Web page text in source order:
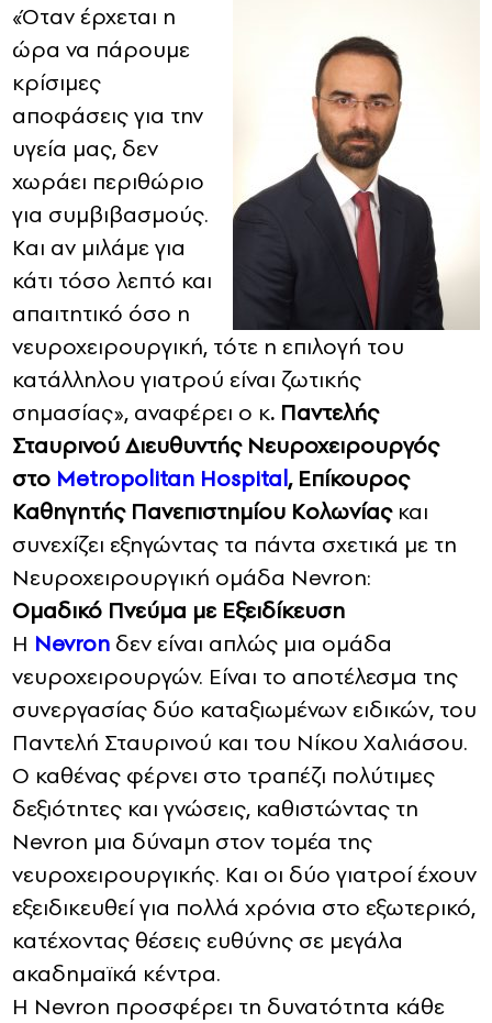
«Όταν έρχεται η
ώρα να πάρουμε
κρίσιμες
αποφάσεις για την
υγεία μας, δεν
χωράει περιθώριο
για συμβιβασμούς.
Και αν μιλάμε για
κάτι τόσο λεπτό και
απαιτητικό όσο η
νευροχειρουργική, τότε η επιλογή του
κατάλληλου γιατρού είναι ζωτικής
σημασίας», αναφέρει ο κ. Παντελής
Σταυρινού Διευθυντής Νευροχειρουργός
στο Metropolitan Hospital, Επίκουρος
Καθηγητής Πανεπιστημίου Κολωνίαςκαι
συνεχίζει εξηγώντας τα πάντα σχετικά με τη
Νευροχειρουργική ομάδα Nevron:
Ομαδικό Πνεύμα με Εξειδίκευση
Η Nevron δεν είναι απλώς μια ομάδα
νευροχειρουργών. Είναι το αποτέλεσμα της
συνεργασίας δύο καταξιωμένων ειδικών, του
Παντελή Σταυρινού και του Νίκου Χαλιάσου.
Ο καθένας φέρνει στο τραπέζι πολύτιμες
δεξιότητες και γνώσεις, καθιστώντας τη
Nevron μια δύναμη στον τομέα της
νευροχειρουργικής. Και οι δύο γιατροί έχουν
εξειδικευθεί για πολλά χρόνια στο εξωτερικό,
κατέχοντας θέσεις ευθύνης σε μεγάλα
ακαδημαϊκά κέντρα.
Η Nevron προσφέρει τη δυνατότητα κάθε